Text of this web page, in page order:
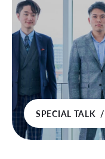
SPECIAL TALK